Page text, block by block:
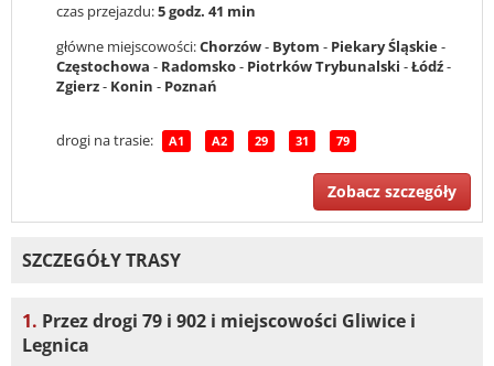
czas przejazdu:5 godz. 41 min
główne miejscowości:Chorzów- Bytom - Piekary Śląskie-
Częstochowa - Radomsko- Piotrków Trybunalski -Łódź-
Zgierz- Konin - Poznań
drogi na trasie: A1 A2 29 31 79
Zobacz szczegóły
SZCZEGÓŁY TRASY
1. Przez drogi 79 i 902 i miejscowości Gliwice i
Legnica